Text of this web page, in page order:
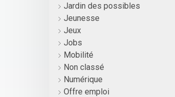
Jardin des possibles
Jeunesse
Jeux
Jobs
Mobilité
Non classé
Numérique
Offre emploi